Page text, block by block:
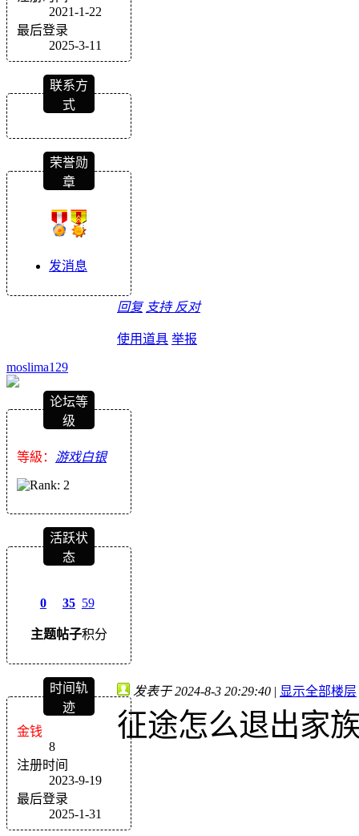
2021-1-22
最后登录
2025-3-11
联系方
式
荣誉勋
章
发消息
回复 支持 反对
使用道具 举报
moslima129
论坛等
级
等級： 游戏白银
活跃状
态
0
主题
35
帖子
59
积分
时间轨
迹
金钱
8
注册时间
2023-9-19
最后登录
2025-1-31
发表于 2024-8-3 20:29:40 | 显示全部楼层
征途怎么退出家